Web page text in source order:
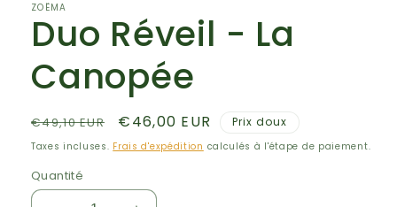
ZOËMA
Duo Réveil - La
Canopée
Prix
habituel
€49,10 EUR
Prix
promotionnel
€46,00 EUR Prix doux
Taxes incluses. Frais d'expédition calculés à l'étape de paiement.
Quantité